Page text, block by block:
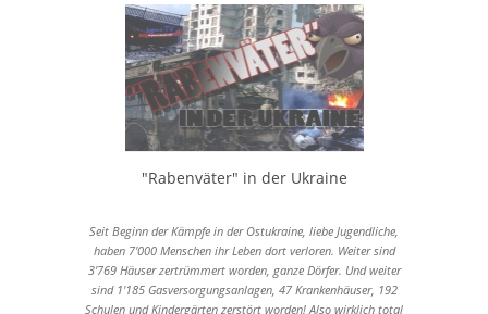
"Rabenväter" in der Ukraine
Seit Beginn der Kämpfe in der Ostukraine, liebe Jugendliche,
haben 7'000 Menschen ihr Leben dort verloren. Weiter sind
3'769 Häuser zertrümmert worden, ganze Dörfer. Und weiter
sind 1'185 Gasversorgungsanlagen, 47 Krankenhäuser, 192
Schulen und Kindergärten zerstört worden! Also wirklich total